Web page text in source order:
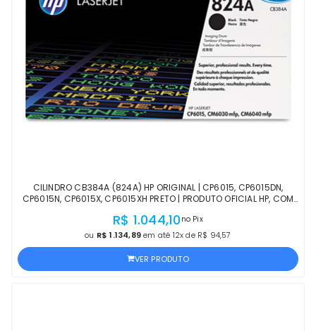
CILINDRO CB384A (824A) HP ORIGINAL | CP6015, CP6015DN,
CP6015N, CP6015X, CP6015XH PRETO | PRODUTO OFICIAL HP, COM
R$ 1.044,10 no Pix
ou R$ 1.134,89em até 12x de R$ 94,57
VER PRODUTO